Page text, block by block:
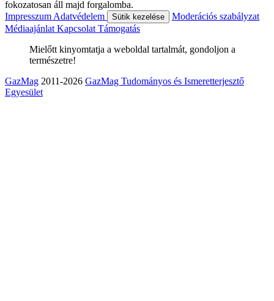
fokozatosan áll majd forgalomba.
Impresszum Adatvédelem Sütik kezelése
Moderációs szabályzat
Médiaajánlat Kapcsolat Támogatás
Mielőtt kinyomtatja a weboldal tartalmát, gondoljon a
természetre!
GazMag 2011-2026 GazMag Tudományos és Ismeretterjesztő
Egyesület